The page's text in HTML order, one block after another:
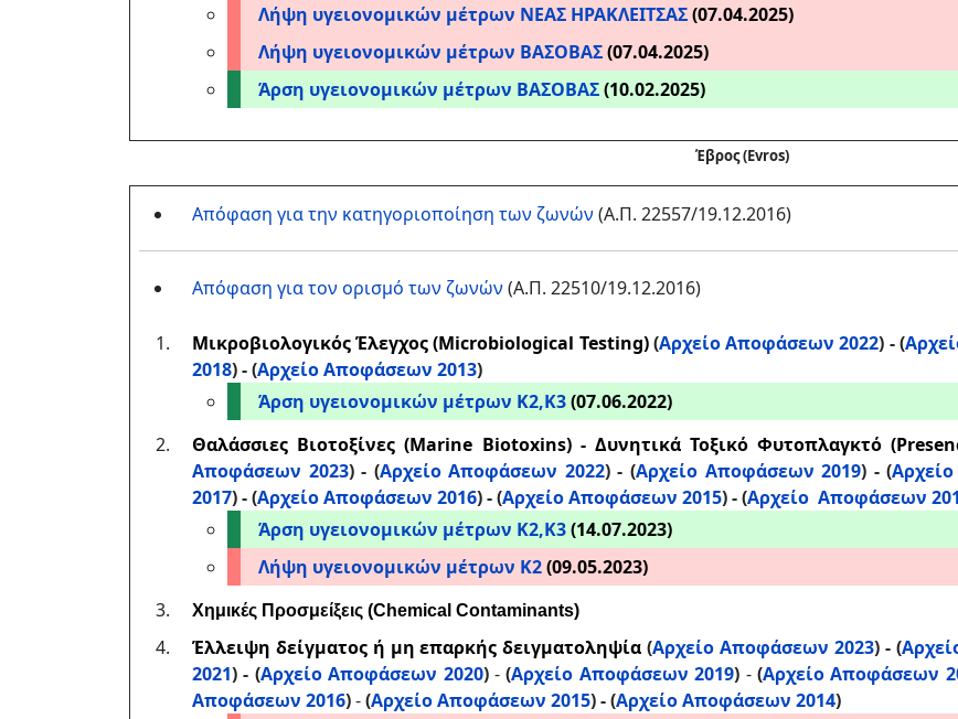
Λήψη υγειονομικών μέτρων ΝΕΑΣ ΗΡΑΚΛΕΙΤΣΑΣ(07.04.2025)
Λήψη υγειονομικών μέτρων ΒΑΣΟΒΑΣ(07.04.2025)
Άρση υγειονομικών μέτρων ΒΑΣΟΒΑΣ(10.02.2025)
Έβρος (Evros)
Απόφαση για την κατηγοριοποίηση των ζωνών (Α.Π. 22557/19.12.2016)
Απόφαση για τον ορισμό των ζωνών (Α.Π. 22510/19.12.2016)
Μικροβιολογικός Έλεγχος (Microbiological Testing)(Αρχείο Αποφάσεων 2022) - (
2018) - (Αρχείο Αποφάσεων 2013)
Άρση υγειονομικών μέτρων Κ2,Κ3(07.06.2022)
Θαλάσσιες Βιοτοξίνες (Marine Biotoxins) - Δυνητικά Τοξικό Φυτοπλαγκτό
Αποφάσεων 2023) - (Αρχείο Αποφάσεων 2022) - (Αρχείο Αποφάσεων 2019) - (
2017) - (Αρχείο Αποφάσεων 2016) -(Αρχείο Αποφάσεων 2015) -(Αρχείο Αποφάσεων
Άρση υγειονομικών μέτρων Κ2,Κ3(14.07.2023)
Λήψη υγειονομικών μέτρων Κ2(09.05.2023)
Χημικές Προσμείξεις (Chemical Contaminants)
Έλλειψη δείγματος ή μη επαρκής δειγματοληψία (Αρχείο Αποφάσεων 2023) - (
2021) - (Αρχείο Αποφάσεων 2020)-(Αρχείο Αποφάσεων 2019) - (Αρχείο Αποφάσεων
Αποφάσεων 2016)-(Αρχείο Αποφάσεων 2015) -(Αρχείο Αποφάσεων 2014)